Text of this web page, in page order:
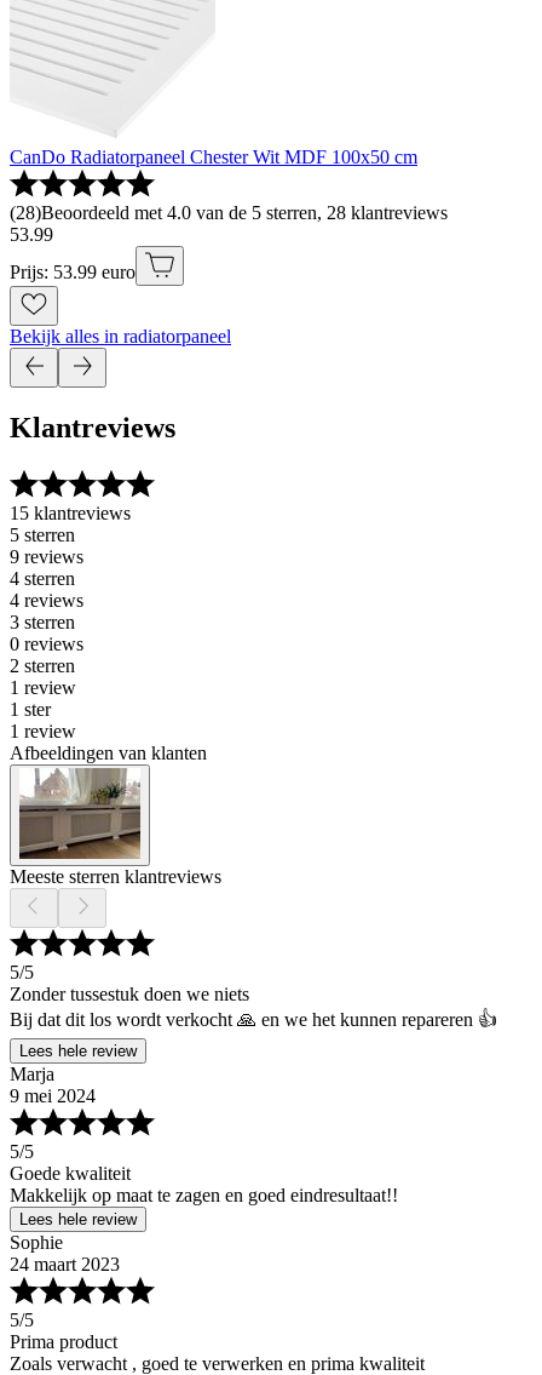
CanDo Radiatorpaneel Chester Wit MDF 100x50 cm
(28)Beoordeeld met 4.0 van de 5 sterren, 28 klantreviews
53.99
Prijs: 53.99 euro
Bekijk alles in radiatorpaneel
Klantreviews
15 klantreviews
5 sterren
9 reviews
4 sterren
4 reviews
3 sterren
0 reviews
2 sterren
1 review
1 ster
1 review
Afbeeldingen van klanten
Meeste sterren klantreviews
5/5
Zonder tussestuk doen we niets
Bij dat dit los wordt verkocht 🙏 en we het kunnen repareren 👍
Lees hele review
Marja
9 mei 2024
5/5
Goede kwaliteit
Makkelijk op maat te zagen en goed eindresultaat!!
Lees hele review
Sophie
24 maart 2023
5/5
Prima product
Zoals verwacht , goed te verwerken en prima kwaliteit